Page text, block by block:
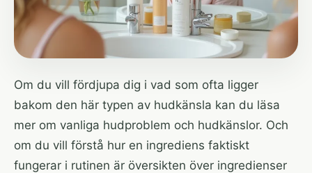
Om du vill fördjupa dig i vad som ofta ligger
bakom den här typen av hudkänsla kan du läsa
mer om vanliga hudproblem och hudkänslor. Och
om du vill förstå hur en ingrediens faktiskt
fungerar i rutinen är översikten över ingredienser